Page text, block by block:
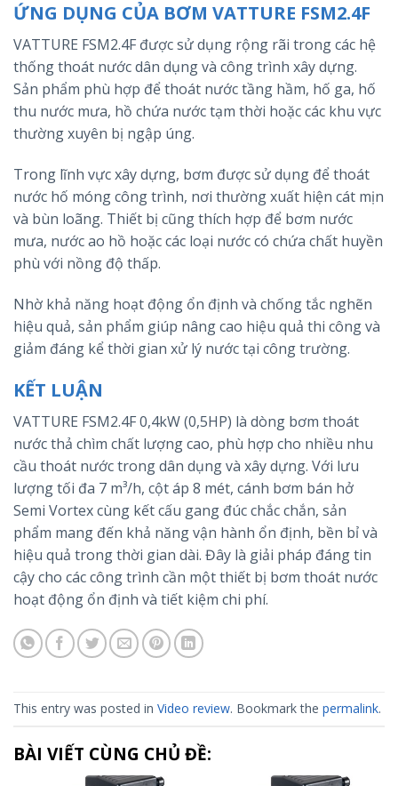
ỨNG DỤNG CỦA BƠM VATTURE FSM2.4F
VATTURE FSM2.4F được sử dụng rộng rãi trong các hệ
thống thoát nước dân dụng và công trình xây dựng.
Sản phẩm phù hợp để thoát nước tầng hầm, hố ga, hố
thu nước mưa, hồ chứa nước tạm thời hoặc các khu vực
thường xuyên bị ngập úng.
Trong lĩnh vực xây dựng, bơm được sử dụng để thoát
nước hố móng công trình, nơi thường xuất hiện cát mịn
và bùn loãng. Thiết bị cũng thích hợp để bơm nước
mưa, nước ao hồ hoặc các loại nước có chứa chất huyền
phù với nồng độ thấp.
Nhờ khả năng hoạt động ổn định và chống tắc nghẽn
hiệu quả, sản phẩm giúp nâng cao hiệu quả thi công và
giảm đáng kể thời gian xử lý nước tại công trường.
KẾT LUẬN
VATTURE FSM2.4F 0,4kW (0,5HP) là dòng bơm thoát
nước thả chìm chất lượng cao, phù hợp cho nhiều nhu
cầu thoát nước trong dân dụng và xây dựng. Với lưu
lượng tối đa 7 m³/h, cột áp 8 mét, cánh bơm bán hở
Semi Vortex cùng kết cấu gang đúc chắc chắn, sản
phẩm mang đến khả năng vận hành ổn định, bền bỉ và
hiệu quả trong thời gian dài. Đây là giải pháp đáng tin
cậy cho các công trình cần một thiết bị bơm thoát nước
hoạt động ổn định và tiết kiệm chi phí.
This entry was posted in Video review. Bookmark the permalink.
BÀI VIẾT CÙNG CHỦ ĐỀ: